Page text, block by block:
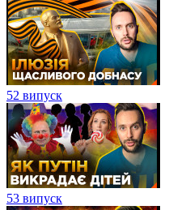
52 випуск
53 випуск